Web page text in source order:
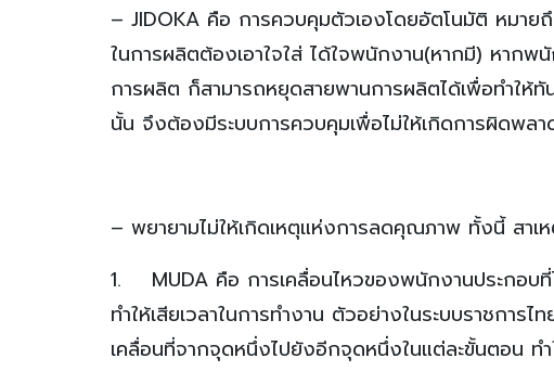
– JIDOKA คือ การควบคุมตัวเองโดยอัตโนมัติ หมา
ในการผลิตต้องเอาใจใส่ ได้ใจพนักงาน(หากมี) หาก
การผลิต ก็สามารถหยุดสายพานการผลิตได้เพื่อทำให้
นั้น จึงต้องมีระบบการควบคุมเพื่อไม่ให้เกิดการผิดพล
– พยายามไม่ให้เกิดเหตุแห่งการลดคุณภาพ ทั้งนี้ สา
1. MUDA คือ การเคลื่อนไหวของพนักงานประกอบ
ทำให้เสียเวลาในการทำงาน ตัวอย่างในระบบราชการ
เคลื่อนที่จากจุดหนึ่งไปยังอีกจุดหนึ่งในแต่ละขั้นตอน ทำ